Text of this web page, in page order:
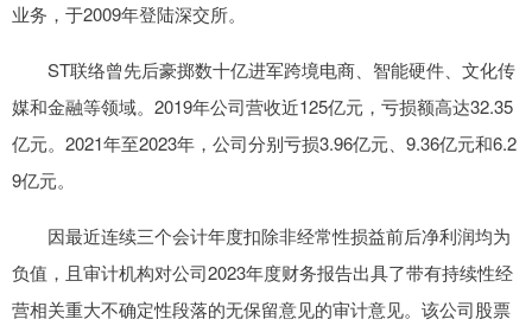
业务，于2009年登陆深交所。
ST联络曾先后豪掷数十亿进军跨境电商、智能硬件、文化传
媒和金融等领域。2019年公司营收近125亿元，亏损额高达32.35
亿元。2021年至2023年，公司分别亏损3.96亿元、9.36亿元和6.2
9亿元。
因最近连续三个会计年度扣除非经常性损益前后净利润均为
负值，且审计机构对公司2023年度财务报告出具了带有持续性经
营相关重大不确定性段落的无保留意见的审计意见。该公司股票